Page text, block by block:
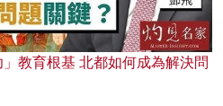
教育根基 北都如何成為解決問